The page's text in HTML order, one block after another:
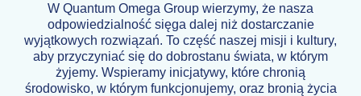
W Quantum Omega Group wierzymy, że nasza
odpowiedzialność sięga dalej niż dostarczanie
wyjątkowych rozwiązań. To część naszej misji i kultury,
aby przyczyniać się do dobrostanu świata, w którym
żyjemy. Wspieramy inicjatywy, które chronią
środowisko, w którym funkcjonujemy, oraz bronią życia